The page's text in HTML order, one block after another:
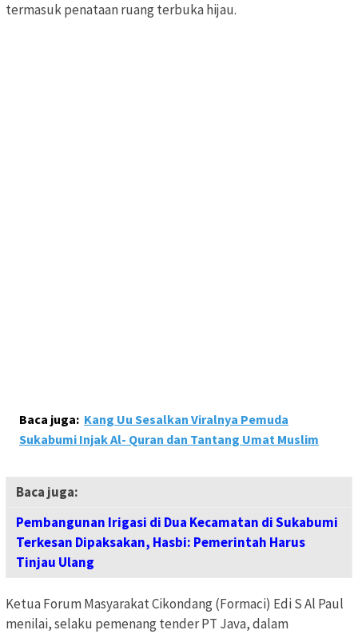
termasuk penataan ruang terbuka hijau.
Baca juga: Kang Uu Sesalkan Viralnya Pemuda
Sukabumi Injak Al- Quran dan Tantang Umat Muslim
Baca juga:
Pembangunan Irigasi di Dua Kecamatan di Sukabumi
Terkesan Dipaksakan, Hasbi: Pemerintah Harus
Tinjau Ulang
Ketua Forum Masyarakat Cikondang (Formaci) Edi S Al Paul
menilai, selaku pemenang tender PT Java, dalam